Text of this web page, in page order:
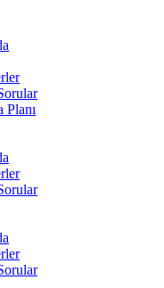
Planı